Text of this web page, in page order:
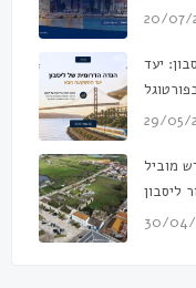
20/07/
יעד
29/05/
מוביל
ליסבון
30/04/